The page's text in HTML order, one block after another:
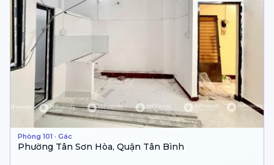
Phòng 101 · Gác
Phường Tân Sơn Hòa, Quận Tân Bình